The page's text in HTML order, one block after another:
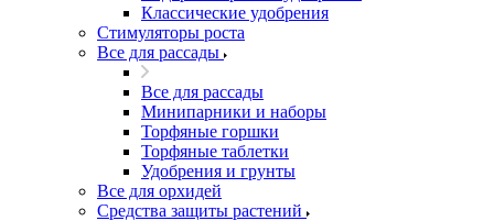
Классические удобрения
Стимуляторы роста
Все для рассады
Все для рассады
Минипарники и наборы
Торфяные горшки
Торфяные таблетки
Удобрения и грунты
Все для орхидей
Средства защиты растений